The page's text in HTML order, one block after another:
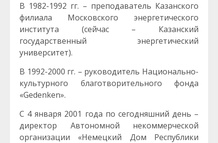
В 1982-1992 гг. – преподаватель Казанского
филиала Московского энергетического
института (сейчас – Казанский
государственный энергетический
университет).
В 1992-2000 гг. – руководитель Национально-
культурного благотворительного фонда
«Gedenken».
C 4 января 2001 года по сегодняшний день –
директор Автономной некоммерческой
организации «Немецкий Дом Республики